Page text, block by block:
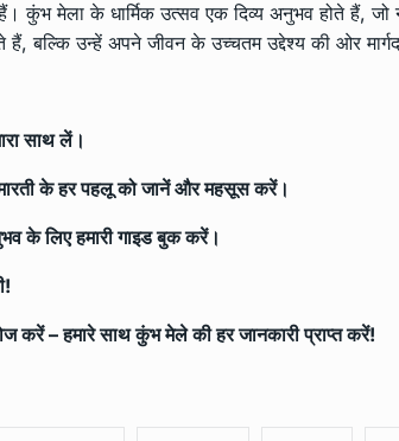
कुंभ मेला के धार्मिक उत्सव एक दिव्य अनुभव होते हैं,
बल्कि उन्हें अपने जीवन के उच्चतम उद्देश्य की ओर
साथ लें।
के हर पहलू को जानें और महसूस करें।
के लिए हमारी गाइड बुक करें।
करें – हमारे साथ कुंभ मेले की हर जानकारी प्राप्त करें!